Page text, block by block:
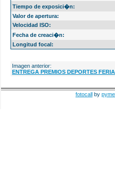
Tiempo de exposici�n:
Valor de apertura:
Velocidad ISO:
Fecha de creaci�n:
Longitud focal:
Imagen anterior:
ENTREGA PREMIOS DEPORTES
fotocall by